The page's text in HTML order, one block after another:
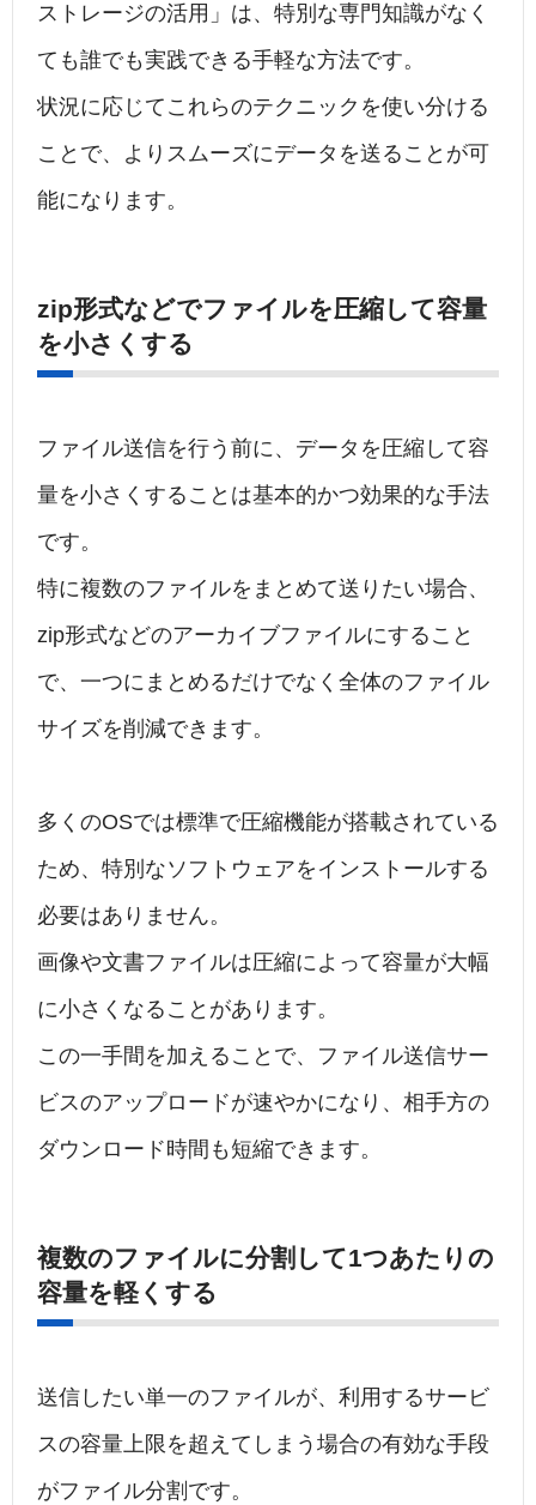
ストレージの活用」は、特別な専門知識がなく
ても誰でも実践できる手軽な方法です。
状況に応じてこれらのテクニックを使い分ける
ことで、よりスムーズにデータを送ることが可
能になります。
zip形式などでファイルを圧縮して容量
を小さくする
ファイル送信を行う前に、データを圧縮して容
量を小さくすることは基本的かつ効果的な手法
です。
特に複数のファイルをまとめて送りたい場合、
zip形式などのアーカイブファイルにすること
で、一つにまとめるだけでなく全体のファイル
サイズを削減できます。
多くのOSでは標準で圧縮機能が搭載されている
ため、特別なソフトウェアをインストールする
必要はありません。
画像や文書ファイルは圧縮によって容量が大幅
に小さくなることがあります。
この一手間を加えることで、ファイル送信サー
ビスのアップロードが速やかになり、相手方の
ダウンロード時間も短縮できます。
複数のファイルに分割して1つあたりの
容量を軽くする
送信したい単一のファイルが、利用するサービ
スの容量上限を超えてしまう場合の有効な手段
がファイル分割です。